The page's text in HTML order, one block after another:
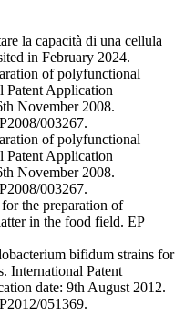
la capacità di una cellula
in February 2024.
of polyfunctional
Patent Application
November 2008.
003267.
of polyfunctional
Patent Application
November 2008.
003267.
the preparation of
in the food field. EP
bifidum strains for
International Patent
date: 9th August 2012.
051369.